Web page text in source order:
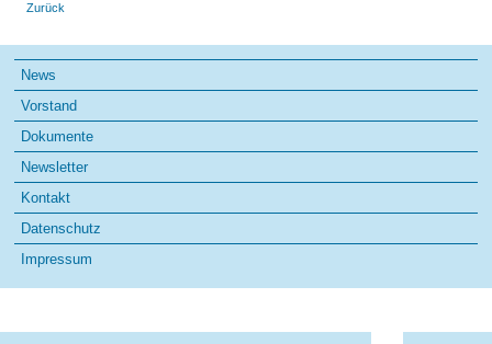
Zurück
Navigation
überspringen
News
Vorstand
Dokumente
Newsletter
Kontakt
Datenschutz
Impressum